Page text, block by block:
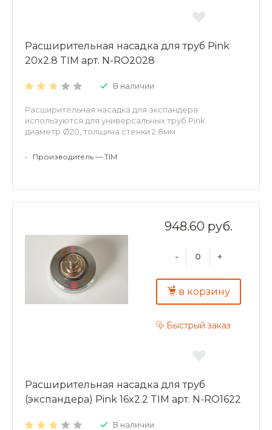
Расширительная насадка для труб Pink
20x2.8 TIM арт. N-RO2028
В наличии
Расширительная насадка для экспандера
используются для универсальных труб Pink
диаметр Ø20, толщина стенки 2.8мм
• Производитель — TIM
948.60 руб.
- +
в корзину
Быстрый заказ
Расширительная насадка для труб
(экспандера) Pink 16x2.2 TIM арт. N-RO1622
В наличии